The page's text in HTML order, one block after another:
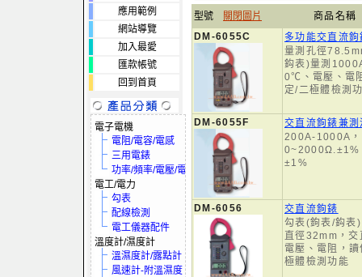
應用範例
網站導覽
加入最愛
匯款帳號
回到首頁
電子電機
電阻/電容/電感
三用電錶
功率/頻率/電壓/電流
電工/電力
勾表
配線檢測
電工儀器配件
溫度計/濕度計
溫濕度計/露點計
風速計-附溫濕度
型號 關閉圖片
商品名稱
DM-6055C
多功能交直流鉤
量測孔徑
鈎表)量測
0℃、電壓、電
定/二極體檢測
DM-6055F
交直流鉤錶兼測
200A-1000A
±1%
DM-6056
交直流鉤錶
勾表(鉤表/鈎表
直徑32mm，
電壓、電阻，
極體檢測功能